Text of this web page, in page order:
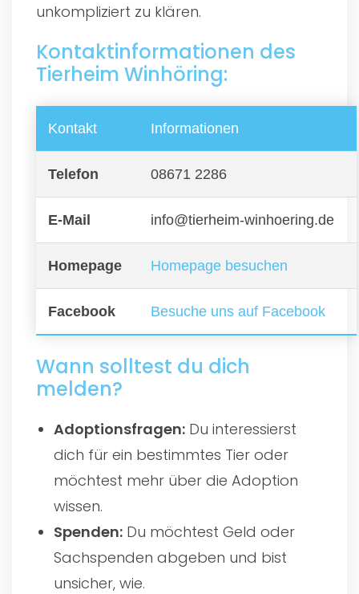
unkompliziert zu klären.
Kontaktinformationen des
Tierheim Winhöring:
Kontakt Informationen
Telefon 08671 2286
E-Mail info@tierheim-winhoering.de
Homepage Homepage besuchen
Facebook Besuche uns auf Facebook
Wann solltest du dich
melden?
Adoptionsfragen: Du interessierst
dich für ein bestimmtes Tier oder
möchtest mehr über die Adoption
wissen.
Spenden: Du möchtest Geld oder
Sachspenden abgeben und bist
unsicher, wie.